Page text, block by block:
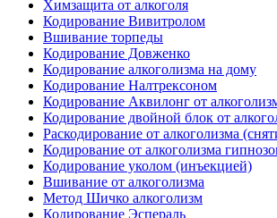
Химзащита от алкоголя
Кодирование Вивитролом
Вшивание торпеды
Кодирование Довженко
Кодирование алкоголизма на дому
Кодирование Налтрексоном
Кодирование Аквилонг от
Кодирование двойной блок от
Раскодирование от алкоголизма
Кодирование от алкоголизма
Кодирование уколом (инъекцией)
Вшивание от алкоголизма
Метод Шичко алкоголизм
Кодирование Эспераль